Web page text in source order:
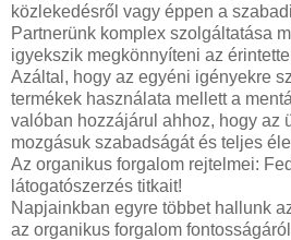
közlekedésről vagy éppen a
Partnerünk komplex szolgáltatása
igyekszik megkönnyíteni az
Azáltal, hogy az egyéni igényekre
termékek használata mellett a
valóban hozzájárul ahhoz, hogy az
mozgásuk szabadságát és teljes
Az organikus forgalom rejtelmei:
látogatószerzés titkait!
Napjainkban egyre többet hallunk
az organikus forgalom